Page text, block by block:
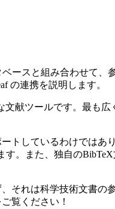
ベースと組み合わせて、
の連携を説明します。
献ツールです。最も
トしているわけでは
。また、独自の
それは科学技術文書
覧ください！